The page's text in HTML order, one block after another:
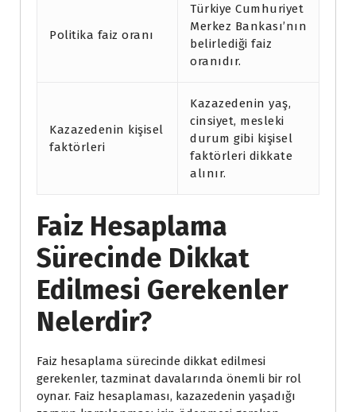
Politika faiz oranı
Türkiye Cumhuriyet
Merkez Bankası’nın
belirlediği faiz
oranıdır.
Kazazedenin kişisel
faktörleri
Kazazedenin yaş,
cinsiyet, mesleki
durum gibi kişisel
faktörleri dikkate
alınır.
Faiz Hesaplama
Sürecinde Dikkat
Edilmesi Gerekenler
Nelerdir?
Faiz hesaplama sürecinde dikkat edilmesi
gerekenler, tazminat davalarında önemli bir rol
oynar. Faiz hesaplaması, kazazedenin yaşadığı